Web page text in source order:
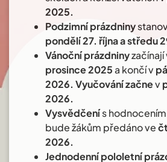
2025.
Podzimní prázdniny
pondělí 27. října a středu
Vánoční prázdninyzačínají
prosince 2025a končí v
2026. Vyučování začnev
2026.
Vysvědčenís hodnocením
bude žákům předáno ve
2026.
Jednodenní pololetní